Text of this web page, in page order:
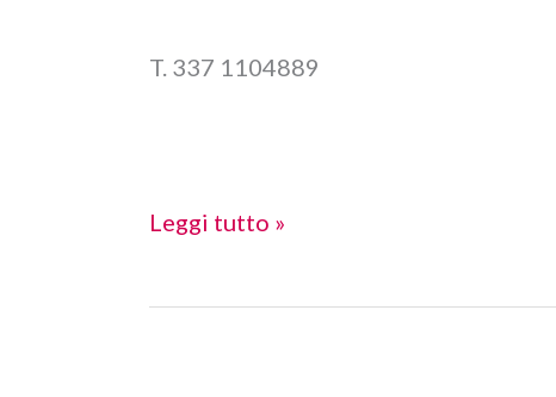
T. 337 1104889
ASSYRUS
Leggi tutto »